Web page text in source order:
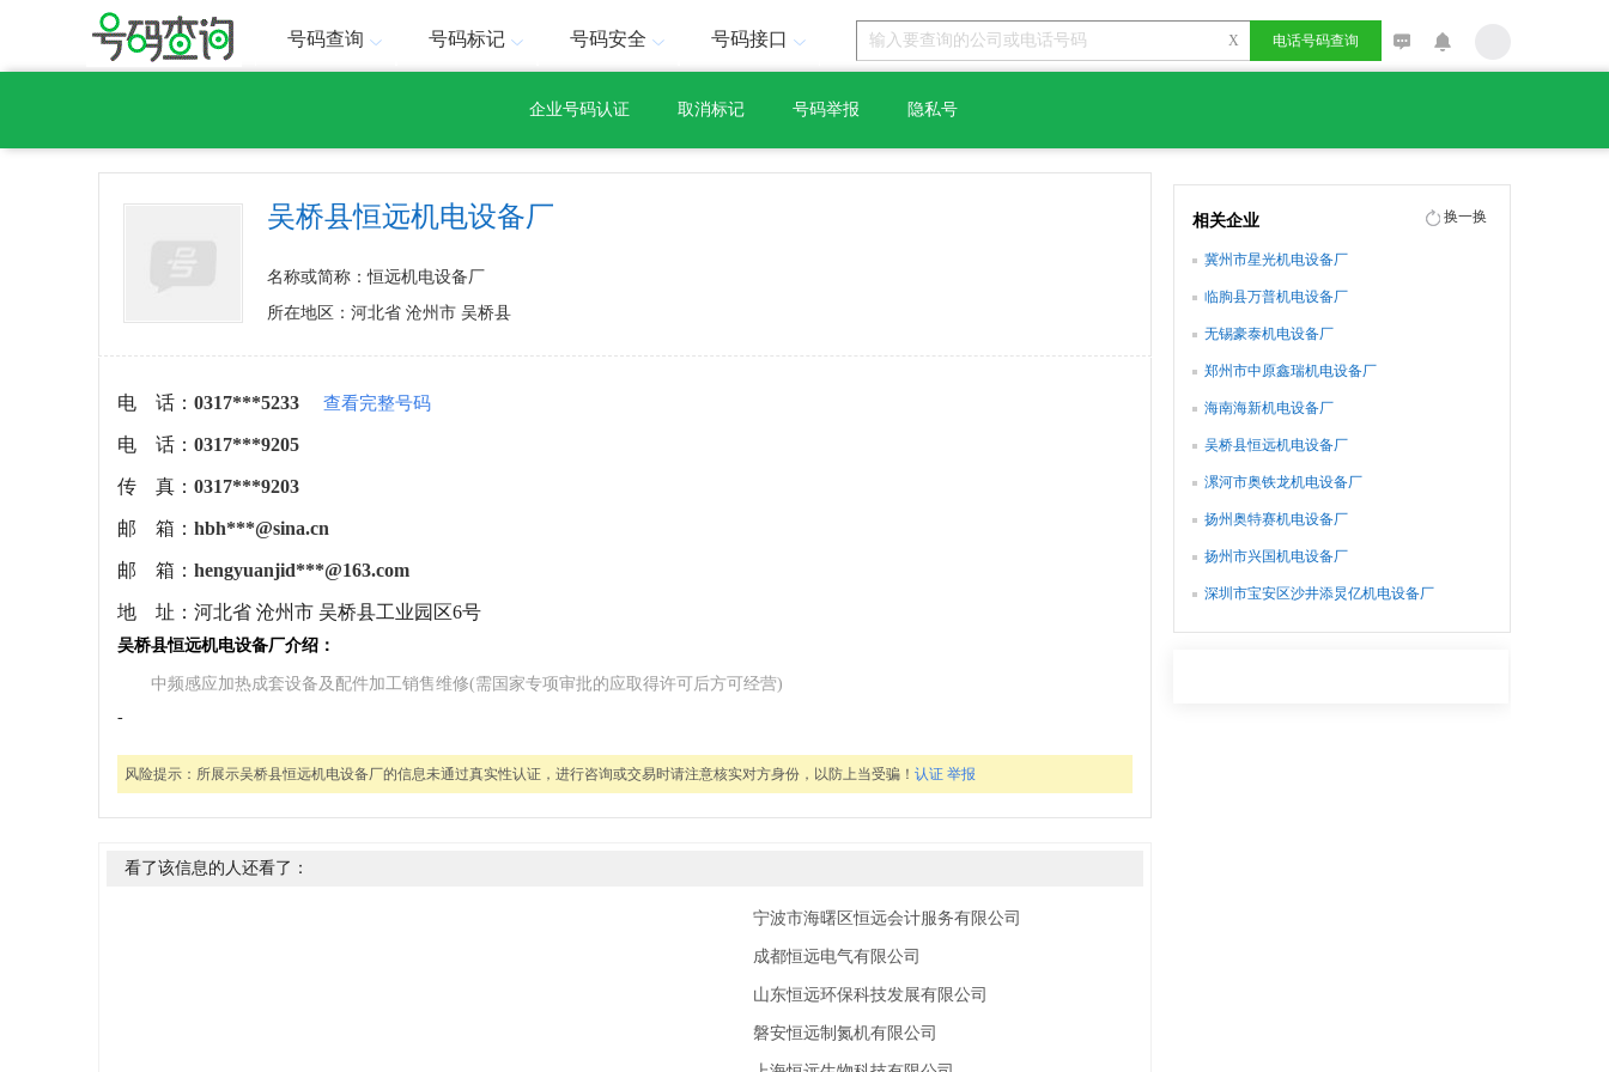
号码查询 号码标记 号码安全 号码接口 X 电话号码查询
企业号码认证 取消标记 号码举报 隐私号
吴桥县恒远机电设备厂
名称或简称：恒远机电设备厂
所在地区：河北省 沧州市 吴桥县
电 话： 0317***5233 查看完整号码
电 话： 0317***9205
传 真： 0317***9203
邮 箱： hbh***@sina.cn
邮 箱： hengyuanjid***@163.com
地 址： 河北省 沧州市 吴桥县工业园区6号
吴桥县恒远机电设备厂介绍：
中频感应加热成套设备及配件加工销售维修(需国家专项审批的应取得许可后方可经营)
-
风险提示： 所展示吴桥县恒远机电设备厂的信息未通过真实性认证，进行咨询或交易时请注意核实对方身份，以防上当受骗！ 认证 举报
看了该信息的人还看了：
宁波市海曙区恒远会计服务有限公司
成都恒远电气有限公司
山东恒远环保科技发展有限公司
磐安恒远制氮机有限公司
相关企业 换一换
冀州市星光机电设备厂
临朐县万普机电设备厂
无锡豪泰机电设备厂
郑州市中原鑫瑞机电设备厂
海南海新机电设备厂
吴桥县恒远机电设备厂
漯河市奥铁龙机电设备厂
扬州奥特赛机电设备厂
扬州市兴国机电设备厂
深圳市宝安区沙井添炅亿机电设备厂